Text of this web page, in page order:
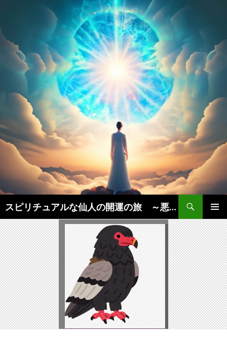
スピリチュアルな仙人の開運の旅 ～悪運を断ち、豊かな人生を引き寄せる秘訣実践法～
索
メインメ
ニュー
ン
テ
ン
ツ
へ
ス
キ
ッ
プ